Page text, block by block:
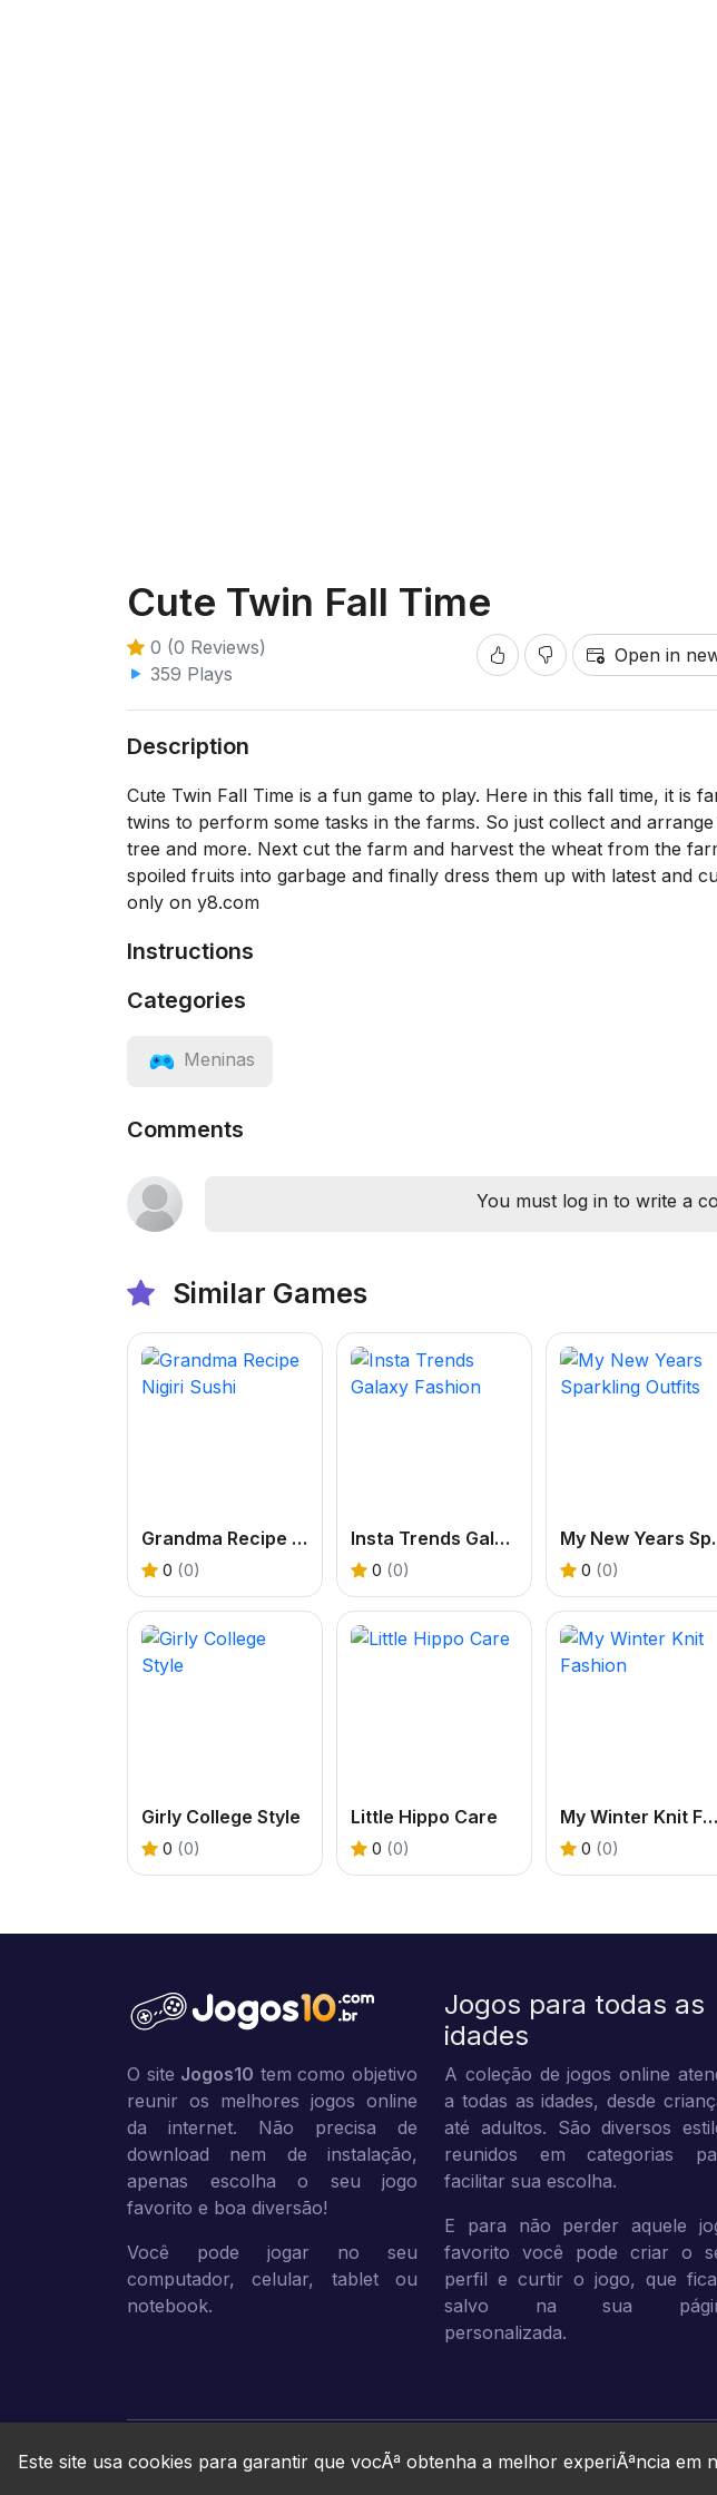
Cute Twin Fall Time
0 (0 Reviews)
359 Plays
Open in
Description
Cute Twin Fall Time is a fun game to play. Here in this fall time, it is
twins to perform some tasks in the farms. So just collect and
tree and more. Next cut the farm and harvest the wheat from the
spoiled fruits into garbage and finally dress them up with latest and
only on y8.com
Instructions
Categories
Meninas
Comments
You must log in to write a
Similar Games
Grandma Recipe Nigiri Sushi
0 (0)
Insta Trends Galaxy Fashion
0 (0)
My
0 (0)
Girly College Style
0 (0)
Little Hippo Care
0 (0)
My Winter Knit Fashion
0 (0)
O site Jogos10 tem como objetivo
reunir os melhores jogos online
da internet. Não precisa de
download nem de instalação,
apenas escolha o seu jogo
favorito e boa diversão!
Você pode jogar no seu
computador, celular, tablet ou
notebook.
Jogos para todas as
idades
A coleção de jogos online
a todas as idades, desde
até adultos. São diversos
reunidos em categorias
facilitar sua escolha.
E para não perder aquele
favorito você pode criar o
perfil e curtir o jogo, que
salvo na sua
personalizada.
Jogos10 ©
Este site usa cookies para garantir que vocÃª obtenha a melhor experiÃªncia em